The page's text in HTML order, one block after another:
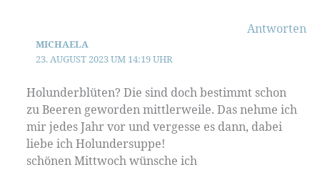
Antworten
MICHAELA
23. AUGUST 2023 UM 14:19 UHR
Holunderblüten? Die sind doch bestimmt schon
zu Beeren geworden mittlerweile. Das nehme ich
mir jedes Jahr vor und vergesse es dann, dabei
liebe ich Holundersuppe!
schönen Mittwoch wünsche ich